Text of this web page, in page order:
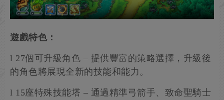
遊戲特色：
l 27個可升級角色 – 提供豐富的策略選擇，升級後
的角色將展現全新的技能和能力。
l 15座特殊技能塔 – 通過精準弓箭手、致命聖騎士